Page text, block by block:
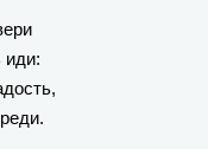
иди: